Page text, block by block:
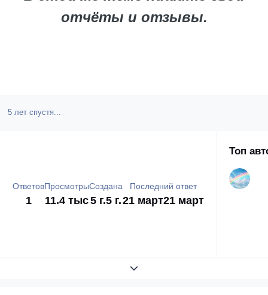
отчёты и отзывы.
5 лет спустя...
Ответов
1
Просмотры
11.4 тыс
Создана
5 г.5 г.
Последний ответ
21 март21 март
Топ
Развернуть обзор темы